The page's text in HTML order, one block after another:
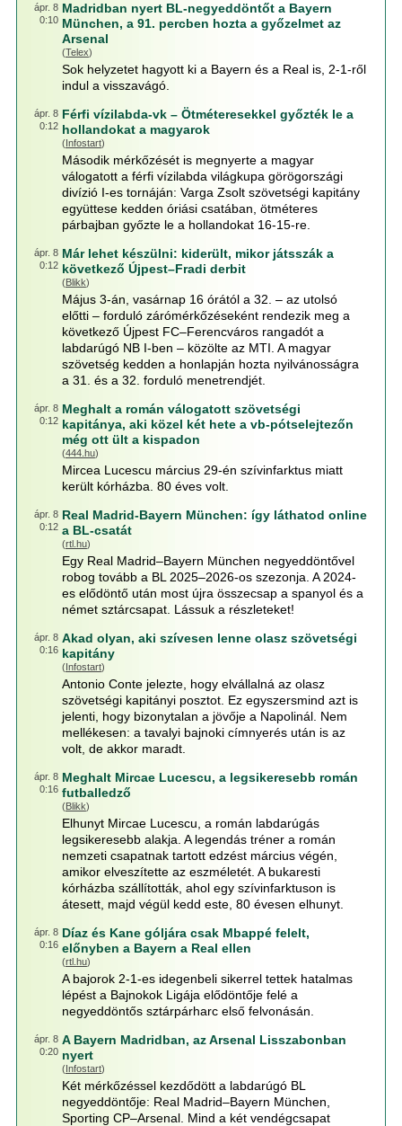
ápr. 8
0:10
Madridban nyert BL-negyeddöntőt a Bayern
München, a 91. percben hozta a győzelmet az
Arsenal
(Telex)
Sok helyzetet hagyott ki a Bayern és a Real is, 2-1-ről
indul a visszavágó.
ápr. 8
0:12
Férfi vízilabda-vk – Ötméteresekkel győzték le a
hollandokat a magyarok
(Infostart)
Második mérkőzését is megnyerte a magyar
válogatott a férfi vízilabda világkupa görögországi
divízió I-es tornáján: Varga Zsolt szövetségi kapitány
együttese kedden óriási csatában, ötméteres
párbajban győzte le a hollandokat 16-15-re.
ápr. 8
0:12
Már lehet készülni: kiderült, mikor játsszák a
következő Újpest–Fradi derbit
(Blikk)
Május 3-án, vasárnap 16 órától a 32. – az utolsó
előtti – forduló zárómérkőzéseként rendezik meg a
következő Újpest FC–Ferencváros rangadót a
labdarúgó NB I-ben – közölte az MTI. A magyar
szövetség kedden a honlapján hozta nyilvánosságra
a 31. és a 32. forduló menetrendjét.
ápr. 8
0:12
Meghalt a román válogatott szövetségi
kapitánya, aki közel két hete a vb-pótselejtezőn
még ott ült a kispadon
(444.hu)
Mircea Lucescu március 29-én szívinfarktus miatt
került kórházba. 80 éves volt.
ápr. 8
0:12
Real Madrid-Bayern München: így láthatod online
a BL-csatát
(rtl.hu)
Egy Real Madrid–Bayern München negyeddöntővel
robog tovább a BL 2025–2026-os szezonja. A 2024-
es elődöntő után most újra összecsap a spanyol és a
német sztárcsapat. Lássuk a részleteket!
ápr. 8
0:16
Akad olyan, aki szívesen lenne olasz szövetségi
kapitány
(Infostart)
Antonio Conte jelezte, hogy elvállalná az olasz
szövetségi kapitányi posztot. Ez egyszersmind azt is
jelenti, hogy bizonytalan a jövője a Napolinál. Nem
mellékesen: a tavalyi bajnoki címnyerés után is az
volt, de akkor maradt.
ápr. 8
0:16
Meghalt Mircae Lucescu, a legsikeresebb román
futballedző
(Blikk)
Elhunyt Mircae Lucescu, a román labdarúgás
legsikeresebb alakja. A legendás tréner a román
nemzeti csapatnak tartott edzést március végén,
amikor elveszítette az eszméletét. A bukaresti
kórházba szállították, ahol egy szívinfarktuson is
átesett, majd végül kedd este, 80 évesen elhunyt.
ápr. 8
0:16
Díaz és Kane góljára csak Mbappé felelt,
előnyben a Bayern a Real ellen
(rtl.hu)
A bajorok 2-1-es idegenbeli sikerrel tettek hatalmas
lépést a Bajnokok Ligája elődöntője felé a
negyeddöntős sztárpárharc első felvonásán.
ápr. 8
0:20
A Bayern Madridban, az Arsenal Lisszabonban
nyert
(Infostart)
Két mérkőzéssel kezdődött a labdarúgó BL
negyeddöntője: Real Madrid–Bayern München,
Sporting CP–Arsenal. Mind a két vendégcsapat